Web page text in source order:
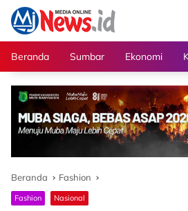
Langsung
konten
Beranda
Sumbar Ekonomi
Beranda Fashion
Fashion Nasional